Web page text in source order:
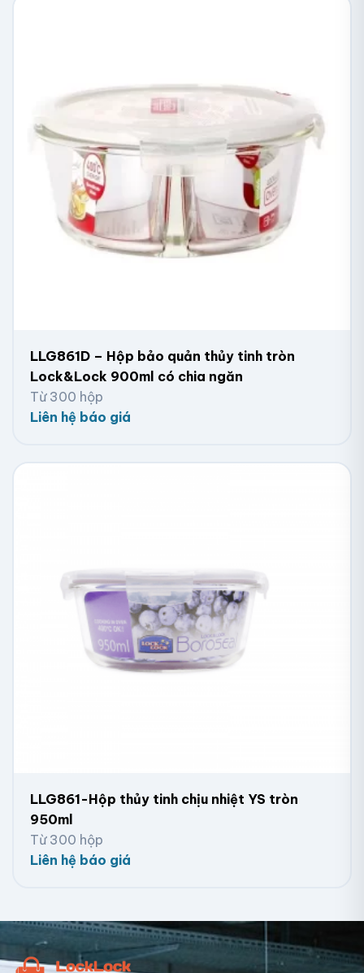
LLG861D – Hộp bảo quản thủy tinh tròn
Lock&Lock 900ml có chia ngăn
Từ 300 hộp
Liên hệ báo giá
LLG861-Hộp thủy tinh chịu nhiệt YS tròn
950ml
Từ 300 hộp
Liên hệ báo giá